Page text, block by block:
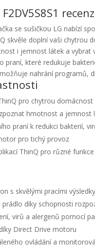
se sušičkou LG nabízí
skvěle doplní vaši chytrou
i jemnost látek a vybrat
praní, které redukuje
nahrání programů,
pro chytrou domácnost
hmotnost a jemnost
praní k redukci bakterií,
pro tichý provoz
ThinQ pro různé funkce
s skvělými pracími výsledky
prádlo díky schopnosti
virů a alergenů pomocí
Direct Drive motoru
ovládání a